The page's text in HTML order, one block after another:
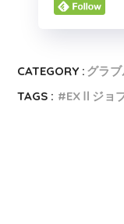
CATEGORY : グラ
TAGS :
EXⅡジョ